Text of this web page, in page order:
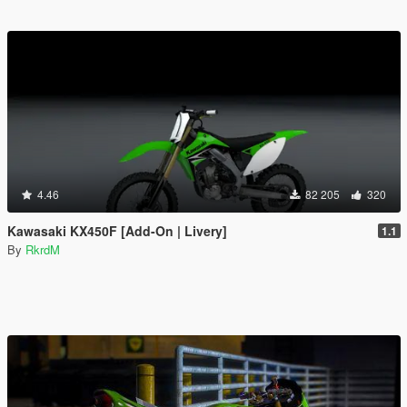
4.46 82 205 320
Kawasaki KX450F [Add-On | Livery] 1.1
By RkrdM